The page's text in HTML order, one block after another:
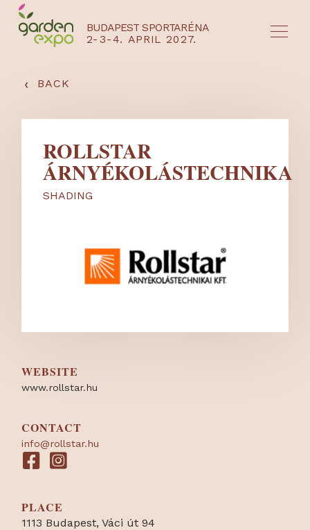
BUDAPEST SPORTARÉNA
2-3-4. APRIL 2027.
‹ BACK
ROLLSTAR
ÁRNYÉKOLÁSTECHNIKA
SHADING
WEBSITE
www.rollstar.hu
CONTACT
info@rollstar.hu
PLACE
1113 Budapest, Váci út 94